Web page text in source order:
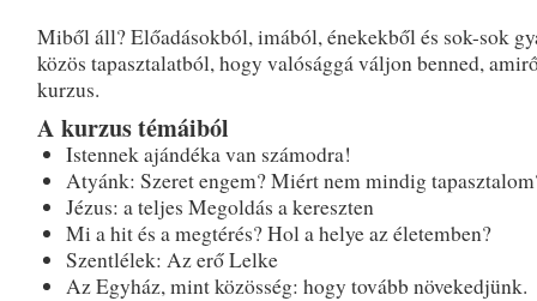
Miből áll? Előadásokból, imából, énekekből és sok-sok
közös tapasztalatból, hogy valósággá váljon benned,
kurzus.
A kurzus témáiból
Istennek ajándéka van számodra!
Atyánk: Szeret engem? Miért nem mindig
Jézus: a teljes Megoldás a kereszten
Mi a hit és a megtérés? Hol a helye az életemben?
Szentlélek: Az erő Lelke
Az Egyház, mint közösség: hogy tovább növekedjünk.